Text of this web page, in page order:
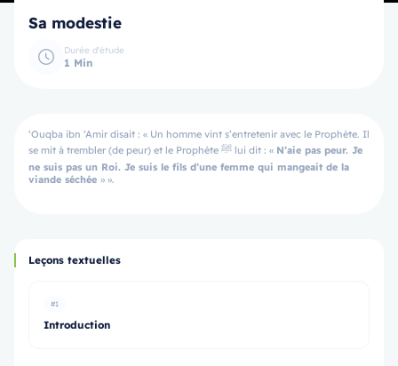
Sa modestie
Durée d'étude
1 Min
‘Ouqba ibn ‘Amir disait : « Un homme vint s’entretenir avec le Prophète. Il
se mit à trembler (de peur) et le Prophète ﷺ lui dit : « N’aie pas peur. Je
ne suis pas un Roi. Je suis le fils d’une femme qui mangeait de la
viande séchée » ».
Leçons textuelles
#1
Introduction